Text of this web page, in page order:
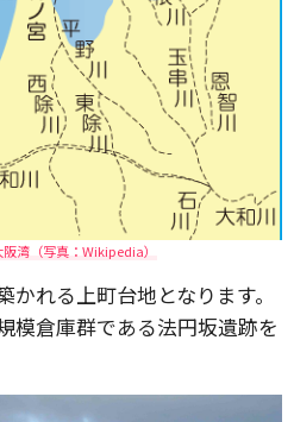
湾（写真：Wikipedia）
れる上町台地となります。
模倉庫群である法円坂遺跡を